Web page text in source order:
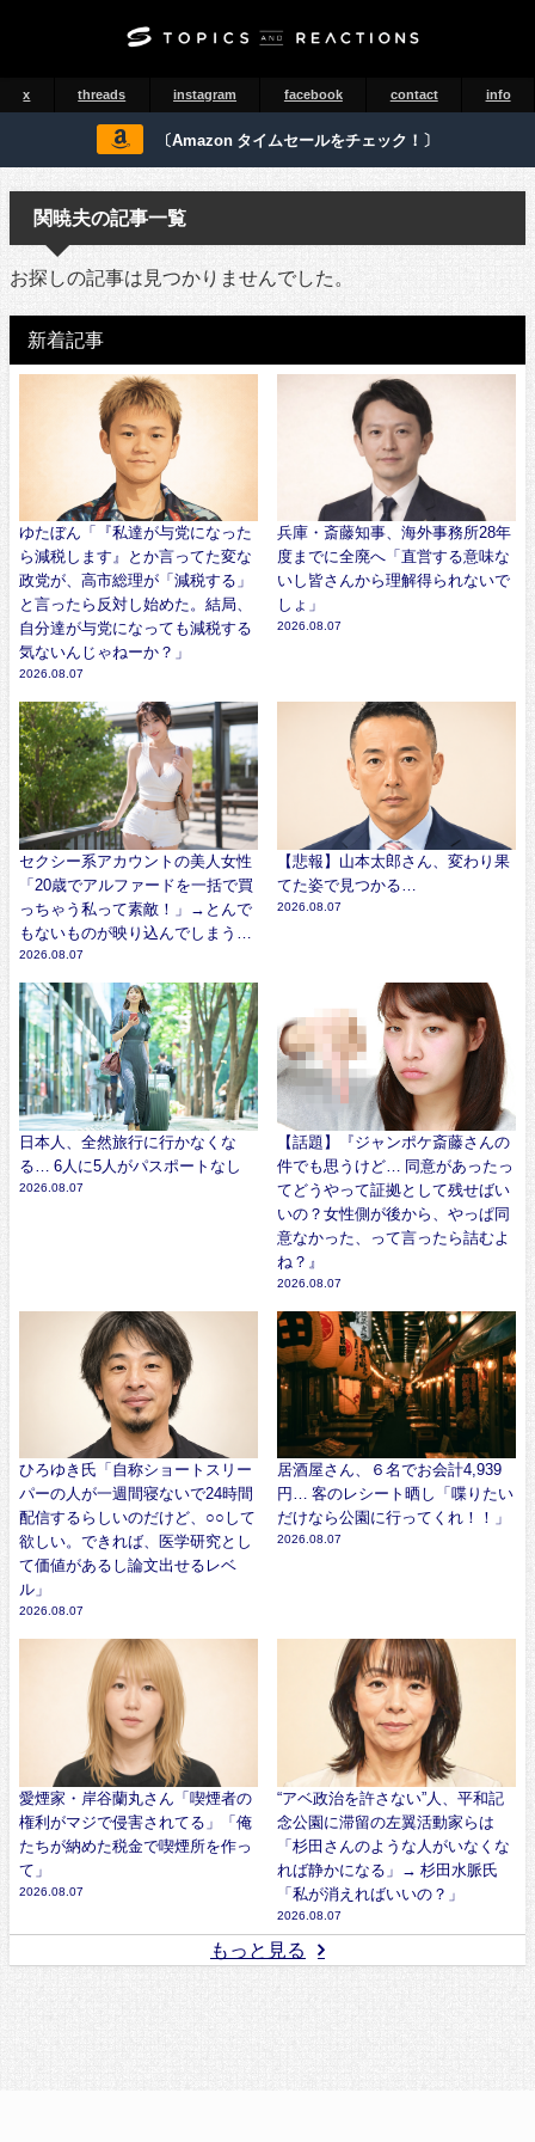
x threads instagram facebook contact info
〔Amazon タイムセールをチェック！〕
関暁夫の記事一覧
お探しの記事は見つかりませんでした。
新着記事
ゆたぼん「『私達が与党になった
ら減税します』とか言ってた変な
政党が、高市総理が「減税する」
と言ったら反対し始めた。結局、
自分達が与党になっても減税する
気ないんじゃねーか？」
2026.08.07
兵庫・斎藤知事、海外事務所28年
度までに全廃へ「直営する意味な
いし皆さんから理解得られないで
しょ」
2026.08.07
セクシー系アカウントの美人女性
「20歳でアルファードを一括で買
っちゃう私って素敵！」→とんで
もないものが映り込んでしまう…
2026.08.07
【悲報】山本太郎さん、変わり果
てた姿で見つかる…
2026.08.07
日本人、全然旅行に行かなくな
る… 6人に5人がパスポートなし
2026.08.07
【話題】『ジャンポケ斎藤さんの
件でも思うけど… 同意があったっ
てどうやって証拠として残せばい
いの？女性側が後から、やっぱ同
意なかった、って言ったら詰むよ
ね？』
2026.08.07
ひろゆき氏「自称ショートスリー
パーの人が一週間寝ないで24時間
配信するらしいのだけど、○○して
欲しい。できれば、医学研究とし
て価値があるし論文出せるレベ
ル」
2026.08.07
居酒屋さん、６名でお会計4,939
円… 客のレシート晒し「喋りたい
だけなら公園に行ってくれ！！」
2026.08.07
愛煙家・岸谷蘭丸さん「喫煙者の
権利がマジで侵害されてる」「俺
たちが納めた税金で喫煙所を作っ
て」
2026.08.07
“アベ政治を許さない”人、平和記
念公園に滞留の左翼活動家らは
「杉田さんのような人がいなくな
れば静かになる」→ 杉田水脈氏
「私が消えればいいの？」
2026.08.07
もっと見る